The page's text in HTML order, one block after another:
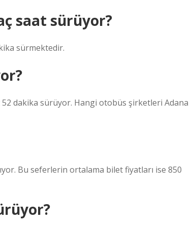
saat sürüyor?
sürmektedir.
dakika sürüyor. Hangi otobüs şirketleri Adana
Bu seferlerin ortalama bilet fiyatları ise 850